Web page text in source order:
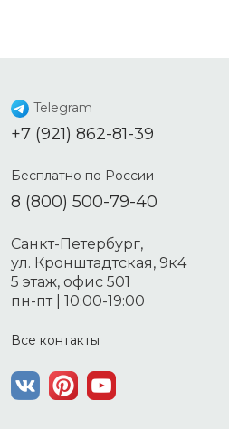
Telegram
+7 (921) 862-81-39
Бесплатно по России
8 (800) 500-79-40
Санкт-Петербург,
ул. Кронштадтская, 9к4
5 этаж, офис 501
пн-пт | 10:00-19:00
Все контакты